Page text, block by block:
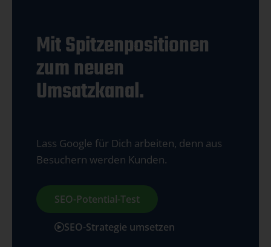
Mit Spitzenpositionen
zum neuen
Umsatzkanal.
Lass Google für Dich arbeiten, denn aus
Besuchern werden Kunden.
SEO-Potential-Test
SEO-Strategie umsetzen